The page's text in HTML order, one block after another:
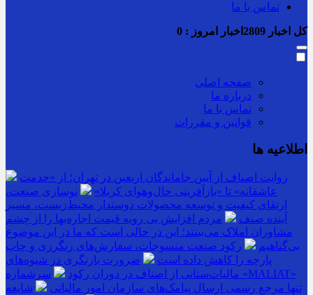
تماس با ما
کل اخبار اخبار امروز : 0
صفحه اصلی
درباره ما
تماس با ما
قوانین و مقررات
اطلاعیه ها
روایت اصناف از آیین جاماندگان اربعین در تهران؛ از «خدمت
عاشقانه» تا «بازآفرینی حال‌وهوای کربلا»
نوسازی صنعت،
ارتقای کیفیت و توسعه محصولات دوستدار محیط‌زیست، مسیر
آینده صنف
مردم افزایش بی رویه قیمت اجاره‌بها را از چشم
مشاوران املاک می‌بینند؛ این در حالی است که ما در این موضوع
بی‌گناهیم
رکود صنعت منسوجات، سفارش‌های رنگرزی و چاپ
پارچه را کاهش داده است
ضرورت بازنگری در شیوه‌های
مالیات‌ستانی از اصناف در دوران رکود
سرشماره «MALIAT»
تنها مرجع رسمی ارسال پیامک‌های سازمان امور مالیاتی
شایعه